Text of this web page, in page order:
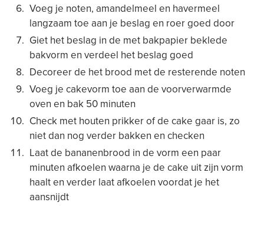
Voeg je noten, amandelmeel en havermeel
langzaam toe aan je beslag en roer goed door
Giet het beslag in de met bakpapier beklede
bakvorm en verdeel het beslag goed
Decoreer de het brood met de resterende noten
Voeg je cakevorm toe aan de voorverwarmde
oven en bak 50 minuten
Check met houten prikker of de cake gaar is, zo
niet dan nog verder bakken en checken
Laat de bananenbrood in de vorm een paar
minuten afkoelen waarna je de cake uit zijn vorm
haalt en verder laat afkoelen voordat je het
aansnijdt